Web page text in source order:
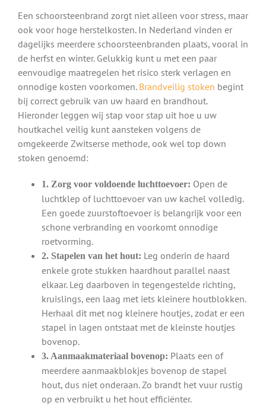
Een schoorsteenbrand zorgt niet alleen voor stress, maar
ook voor hoge herstelkosten. In Nederland vinden er
dagelijks meerdere schoorsteenbranden plaats, vooral in
de herfst en winter. Gelukkig kunt u met een paar
eenvoudige maatregelen het risico sterk verlagen en
onnodige kosten voorkomen. Brandveilig stoken begint
bij correct gebruik van uw haard en brandhout.
Hieronder leggen wij stap voor stap uit hoe u uw
houtkachel veilig kunt aansteken volgens de
omgekeerde Zwitserse methode, ook wel top down
stoken genoemd:
1. Zorg voor voldoende luchttoevoer: Open de
luchtklep of luchttoevoer van uw kachel volledig.
Een goede zuurstoftoevoer is belangrijk voor een
schone verbranding en voorkomt onnodige
roetvorming.
2. Stapelen van het hout: Leg onderin de haard
enkele grote stukken haardhout parallel naast
elkaar. Leg daarboven in tegengestelde richting,
kruislings, een laag met iets kleinere houtblokken.
Herhaal dit met nog kleinere houtjes, zodat er een
stapel in lagen ontstaat met de kleinste houtjes
bovenop.
3. Aanmaakmateriaal bovenop: Plaats een of
meerdere aanmaakblokjes bovenop de stapel
hout, dus niet onderaan. Zo brandt het vuur rustig
op en verbruikt u het hout efficiënter.